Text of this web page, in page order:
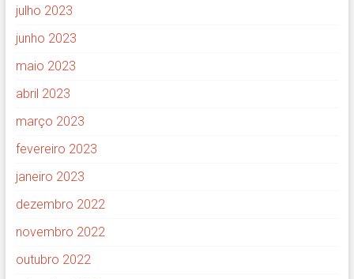
julho 2023
junho 2023
maio 2023
abril 2023
março 2023
fevereiro 2023
janeiro 2023
dezembro 2022
novembro 2022
outubro 2022